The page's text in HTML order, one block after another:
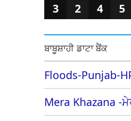
3 2 4 5
ਬਾਬੂਸ਼ਾਹੀ ਡਾਟਾ ਬੈਂਕ
Floods-Punjab-
Mera Khazana -